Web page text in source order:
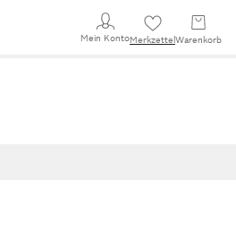
Mein KontoMerkzettel Warenkorb